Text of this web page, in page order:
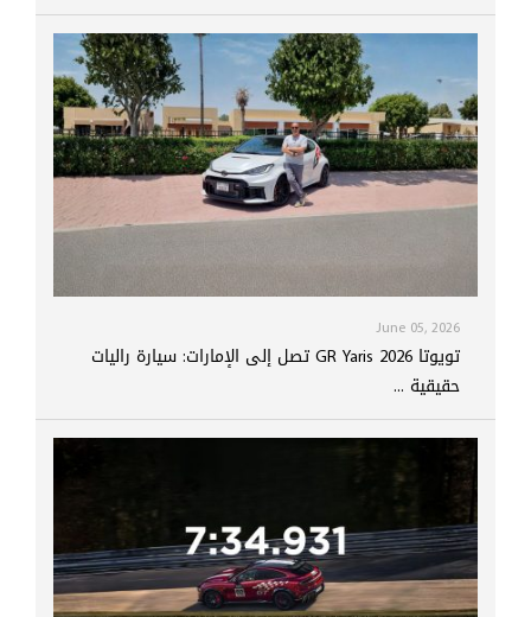
June 05, 2026
تويوتا GR Yaris 2026 تصل إلى الإمارات: سيارة راليات
حقيقية ...